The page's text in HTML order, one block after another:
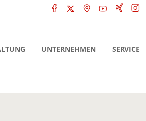
UNTERNEHMEN SERVICE